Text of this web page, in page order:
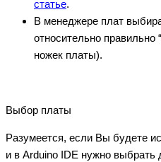
статье.
В менеджере плат
относительно правильно
ножек платы).
Выбор платы
Разумеется, если Вы будете
и в Arduino IDE нужно